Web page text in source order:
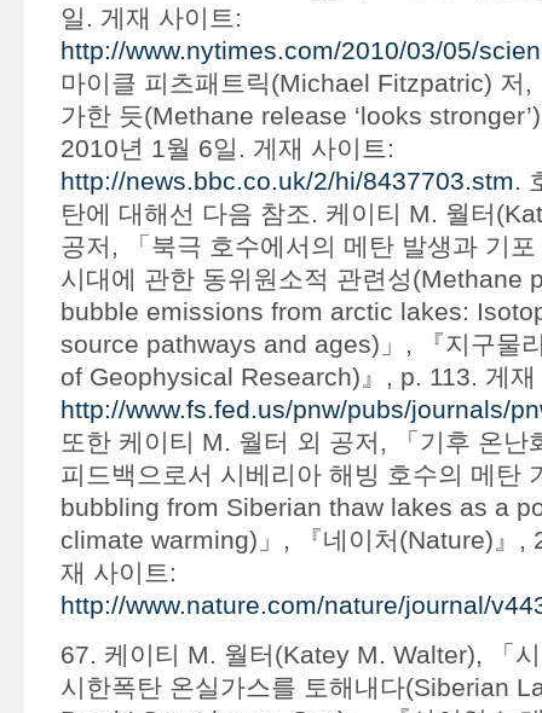
일. 게재 사이트:
http://www.nytimes.com/2010/03/05/
마이클 피츠패트릭(Michael Fitzpatric) 저,
가한 듯(Methane release ‘looks
2010년 1월 6일. 게재 사이트:
http://news.bbc.co.uk/2/hi/8437703.stm.
탄에 대해선 다음 참조. 케이티 M. 월터
공저, 「북극 호수에서의 메탄 발생과 기
시대에 관한 동위원소적 관련성(Methane
bubble emissions from arctic lakes:
source pathways and ages)」, 『지구물
of Geophysical Research)』, p. 113. 게재
http://www.fs.fed.us/pnw/pubs/journals/
또한 케이티 M. 월터 외 공저, 「기후 온난
피드백으로서 시베리아 해빙 호수의 메탄
bubbling from Siberian thaw lakes as a
climate warming)」, 『네이처(Nature)』,
재 사이트:
http://www.nature.com/nature/journal/
67. 케이티 M. 월터(Katey M. Walter), 「
시한폭탄 온실가스를 토해내다(Siberian